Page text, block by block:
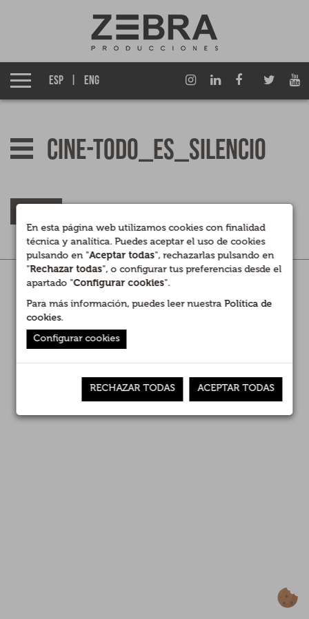
Grupo Izen
Qué hacemos
Entretenimiento TV
Documentales
Contenidos para Marcas y Empresas
Empresas asociadas
Premios
ESP ENG
cine-todo_es_silencio
Legal | Privacidad | Cookies
Canal interno de información
En esta página web utilizamos cookies con finalidad
técnica y analítica. Puedes aceptar el uso de cookies
pulsando en "Aceptar todas", rechazarlas pulsando en
"Rechazar todas", o configurar tus preferencias desde el
apartado "Configurar cookies".
Para más información, puedes leer nuestraPolítica de
cookies.
Configurar cookies
RECHAZAR TODAS ACEPTAR TODAS